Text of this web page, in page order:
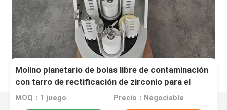
Molino planetario de bolas libre de contaminación
con tarro de rectificación de zirconio para el
procesamiento de polvo de alta pureza
MOQ：1 juego Precio：Negociable